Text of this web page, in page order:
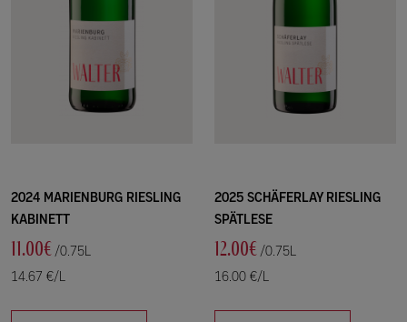
2024 MARIENBURG RIESLING
KABINETT
11.00€ /0.75L
14.67 €/L
2025 SCHÄFERLAY RIESLING
SPÄTLESE
12.00€ /0.75L
16.00 €/L